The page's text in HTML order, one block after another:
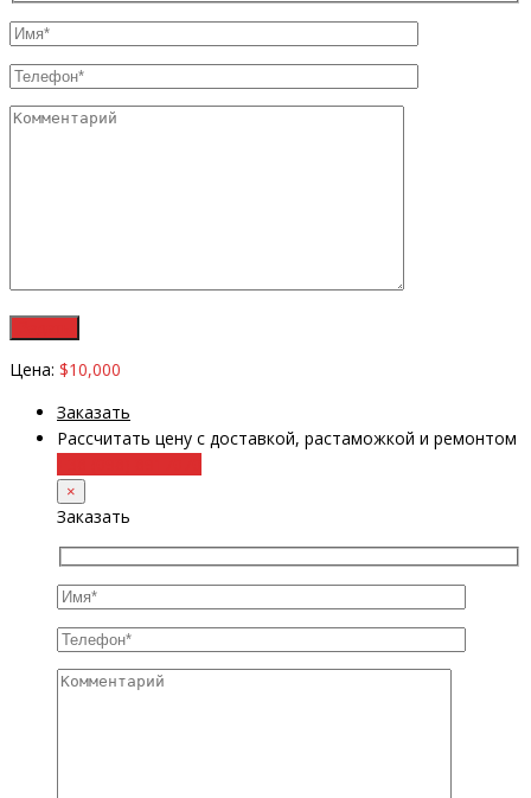
Цена: $10,000
Заказать
Рассчитать цену с доставкой, растаможкой и ремонтом
×
Заказать